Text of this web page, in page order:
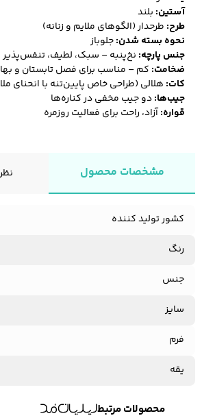
لباس زیر و راحتی
مردانه
لباس زیر
آستین: بلند
طرح: طرحدار (الگوهای ملایم و زنانه)
نحوه بسته شدن:جلوباز
جنس پارچه: نخ‌پنبه – سبک، لطیف، تنفس‌پذیر
ضخامت: کم – مناسب برای فصل تابستان و
کات: هلالی (طراحی خاص پایین‌تنه با انحنای
جیب‌ها:دو جیب مخفی در کناره‌ها
قواره:آزاد، راحت برای فعالیت روزمره
مشخصات محصول
کشور تولید کننده
رنگ
جنس
سایز
فرم
یقه
محصولات مرتبط